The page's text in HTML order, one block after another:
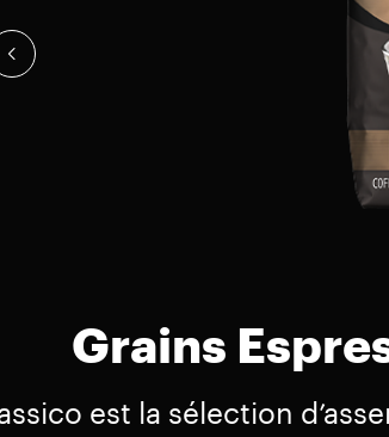
Grains
est la sélection